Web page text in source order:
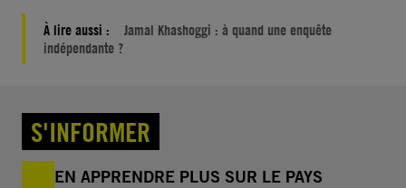
À lire aussi :
Jamal Khashoggi : à quand une enquête
indépendante ?
S'INFORMER
EN APPRENDRE PLUS SUR LE PAYS